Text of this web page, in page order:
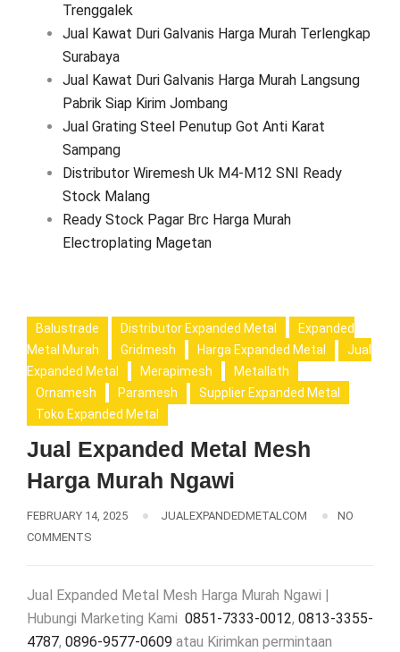
Trenggalek
Jual Kawat Duri Galvanis Harga Murah Terlengkap
Surabaya
Jual Kawat Duri Galvanis Harga Murah Langsung
Pabrik Siap Kirim Jombang
Jual Grating Steel Penutup Got Anti Karat
Sampang
Distributor Wiremesh Uk M4-M12 SNI Ready
Stock Malang
Ready Stock Pagar Brc Harga Murah
Electroplating Magetan
Balustrade Distributor Expanded Metal
Expanded
Metal Murah
Gridmesh Harga Expanded Metal
Jual
Expanded Metal
Merapimesh
Metallath
Ornamesh
Paramesh
Supplier Expanded Metal
Toko Expanded Metal
Jual Expanded Metal Mesh
Harga Murah Ngawi
FEBRUARY 14, 2025 JUALEXPANDEDMETALCOM
NO
COMMENTS
Jual Expanded Metal Mesh Harga Murah Ngawi |
Hubungi Marketing Kami 0851-7333-0012, 0813-3355-
4787, 0896-9577-0609 atau Kirimkan permintaan